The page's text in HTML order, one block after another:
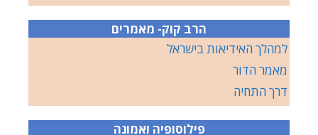
הרב קוק- מאמרים
למהלך האידיאות בישראל
מאמר הדור
דרך התחיה
פילוסופיה ואמונה